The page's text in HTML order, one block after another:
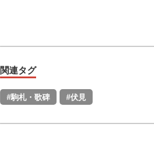
関連タグ
#駒札・歌碑 #伏見